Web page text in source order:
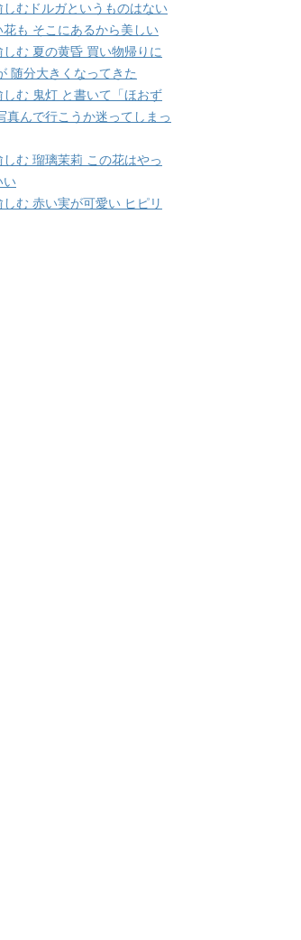
しむドルガというものはない
も そこにあるから美しい
む 夏の黄昏 買い物帰りに
随分大きくなってきた
しむ 鬼灯 と書いて「ほおず
真んで行こうか迷ってしまっ
む 瑠璃茉莉 この花はやっ
い
む 赤い実が可愛い ヒピリ